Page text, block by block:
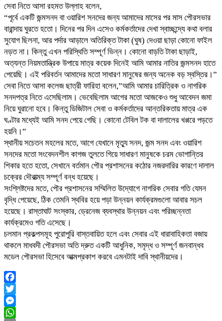
সেবা নিতে আসা রহমত উল্লাহ বলেন,
“পূর্বে একটি জন্মসনদ বা ওয়ারিশ সনদের জন্য আমাদের মাসের পর মাস পৌরসভার
বারান্দায় ঘুরতে হতো। দিনের পর দিন এসেও কর্মকর্তাদের দেখা স্বাচ্ছন্দ্যে কথা বলার
সুযোগ ছিলনা, আর পর্দার আড়ালে অতিরিক্ত টাকা (ঘুষ) দেওয়া ছাড়া কোনো ফাইল
নড়ত না। কিন্তু এখন পরিস্থিতি সম্পূর্ণ ভিন্ন। কোনো বাড়তি টাকা ছাড়াই,
অত্যন্ত নিয়মতান্ত্রিক উপায়ে মাত্র কয়েক দিনেই আমি আমার নাতির জন্মসনদ হাতে
পেয়েছি। এই পরিবর্তন আমাদের মতো সাধারণ মানুষের জন্য অনেক বড় স্বস্তির।”
সেবা নিতে আসা কলেজ ছাত্রী ফারিহা বলেন,”আমি আমার চারিত্রিক ও নাগরিক
সনদপত্র নিতে এসেছিলাম। ভেবেছিলাম আগের মতো আজকেও শুধু আবেদন জমা
নিয়ে ঘুরানো হবে। কিন্তু ডিজিটাল সেবা ও কর্মকর্তাদের আন্তরিকতায় মাত্র এক
ঘণ্টার মধ্যেই আমি সনদ পেয়ে গেছি। কোনো টেবিল টক বা দালালের খপ্পরে পড়তে
হয়নি।”
স্থানীয় সচেতন মহলের মতে, আগে যেখানে মৃত্যু সনদ, জন্ম সনদ এবং ওয়ারিশ
সনদের মতো সংবেদনশীল কাগজ তুলতে গিয়ে সাধারণ মানুষকে চরম ভোগান্তির
শিকার হতে হতো, সেখানে বর্তমান পৌর প্রশাসনের কঠোর নজরদারির কারণে দালাল
চক্রের দৌরাত্ম্য সম্পূর্ণ বন্ধ হয়েছে।
সংশ্লিষ্টদের মতে, পৌর প্রশাসনের সম্মিলিত উদ্যোগে নাগরিক সেবার গতি যেমন
বৃদ্ধি পেয়েছে, ঠিক তেমনি স্থবির হয়ে পড়া উন্নয়ন কার্যক্রমগুলো আবার সচল
হয়েছে। রাস্তাঘাট সংস্কার, ড্রেনেজ ব্যবস্থার উন্নয়ন এবং পরিচ্ছন্নতা
কার্যক্রমেও গতি এসেছে।
চলমান প্রকল্পসমূহ পুরোপুরি বাস্তবায়িত হলে এবং সেবার এই ধারাবাহিকতা বজায়
থাকলে মাধবদী পৌরসভা অতি দ্রুত একটি আধুনিক, সমৃদ্ধ ও সম্পূর্ণ জনবান্ধব
মডেল পৌরসভা হিসেবে আত্মপ্রকাশ করবে এমনটাই দাবি স্থানীয়দের।
Facebook
Twitter
Messenger